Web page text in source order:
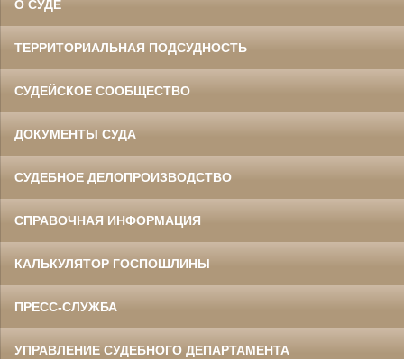
О СУДЕ
ТЕРРИТОРИАЛЬНАЯ ПОДСУДНОСТЬ
СУДЕЙСКОЕ СООБЩЕСТВО
ДОКУМЕНТЫ СУДА
СУДЕБНОЕ ДЕЛОПРОИЗВОДСТВО
СПРАВОЧНАЯ ИНФОРМАЦИЯ
КАЛЬКУЛЯТОР ГОСПОШЛИНЫ
ПРЕСС-СЛУЖБА
УПРАВЛЕНИЕ СУДЕБНОГО ДЕПАРТАМЕНТА